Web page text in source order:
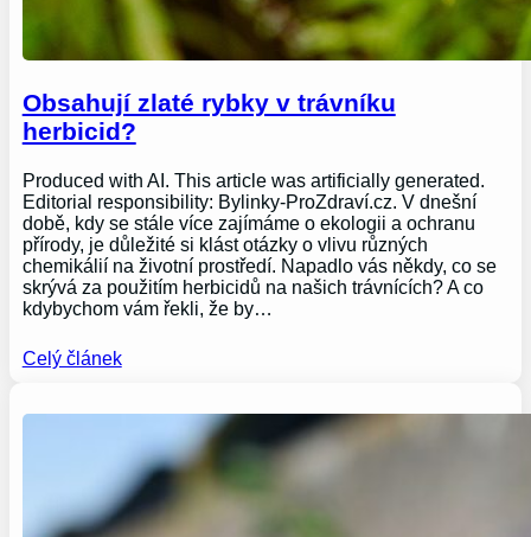
Obsahují zlaté rybky v trávníku
herbicid?
Produced with AI. This article was artificially generated.
Editorial responsibility: Bylinky-ProZdraví.cz. V dnešní
době, kdy se stále více zajímáme o ekologii a ochranu
přírody, je důležité si klást otázky o vlivu různých
chemikálií na životní prostředí. Napadlo vás někdy, co se
skrývá za použitím herbicidů na našich trávnících? A co
kdybychom vám řekli, že by…
Celý článek